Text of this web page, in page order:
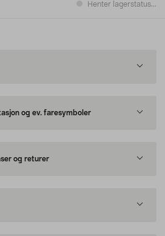
Henter lagerstatus...
og ev. faresymboler
og returer